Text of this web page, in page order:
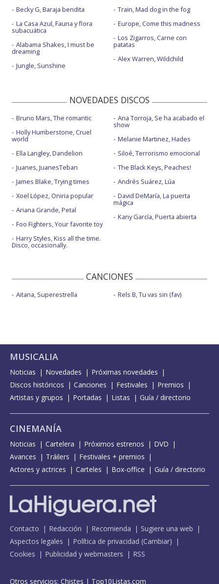
Becky G, Baraja bendita
La Casa Azul, Fauna y flora
subacuática
Alabama Shakes, I must be
dreaming
Jungle, Sunshine
Train, Mad dog in the fog
Europe, Come this madness
Los Zigarros, Carne con
patatas
Alex Warren, Wildchild
NOVEDADES DISCOS
Bruno Mars, The romantic
Holly Humberstone, Cruel
world
Ella Langley, Dandelion
Juanes, JuanesTeban
James Blake, Trying times
Xoel López, Oniria popular
Ariana Grande, Petal
Foo Fighters, Your favorite toy
Harry Styles, Kiss all the time.
Disco, occasionally.
Ana Torroja, Se ha acabado el
show
Melanie Martinez, Hades
Siloé, Terrorismo emocional
The Black Keys, Peaches!
Andrés Suárez, Lúa
David DeMaría, La puerta
mágica
Kany García, Puerta abierta
CANCIONES
Aitana, Superestrella Rels B, Tu vas sin (fav)
MUSICALIA
Noticias Novedades
Próximas novedades
Discos históricos
Canciones Festivales
Premios
Artistas y grupos
Portadas Listas Guía / directorio
CINEMANÍA
Noticias Cartelera Próximos estrenos
DVD
Avances
Tráilers
Festivales + premios
Actores y actrices
Carteles Box-office Guía / directorio
Contacto Redacción Recomienda
Sugiere una web
Aspectos legales
Política de privacidad (Cambiar)
Cookies
Publicidad y webmasters RSS
Otros servicios: Chistes | Top10Listas.com